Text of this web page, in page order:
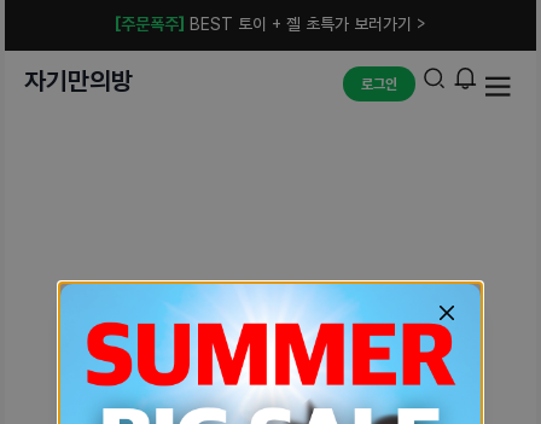
[주문폭주] BEST 토이 + 젤 초특가 보러가기 >
자기만의방 로그인
예상치 못한 에러입니다.